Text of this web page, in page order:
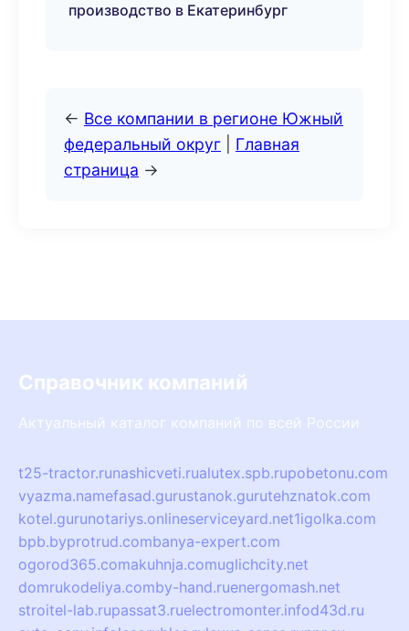
производство в Екатеринбург
← Все компании в регионе Южный
федеральный округ
Главная
страница →
Справочник компаний
Актуальный каталог компаний по всей России
t25-tractor.runashicveti.rualutex.spb.rupobetonu.com
vyazma.namefasad.gurustanok.gurutehznatok.com
kotel.gurunotariys.onlineserviceyard.net1igolka.com
bpb.byprotrud.combanya-expert.com
ogorod365.comakuhnja.comuglichcity.net
domrukodeliya.comby-hand.ruenergomash.net
stroitel-lab.rupassat3.ruelectromonter.infod43d.ru